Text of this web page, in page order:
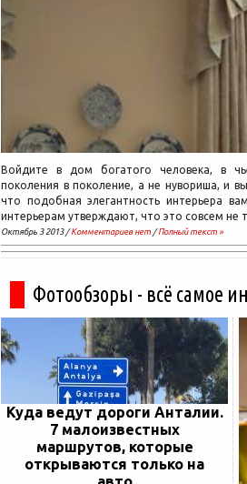
Войдите в дом богатого человека, в
поколения в поколение, а не нувориша, и
что подобная элегантность интерьера
интерьерам утверждают, что это совсем не
Октябрь 3 2013 /Комментариев нет /Полный текст »
Фотообзоры - всё самое
Куда ведут дороги Анталии.
7 малоизвестных
маршрутов, которые
открываются только на